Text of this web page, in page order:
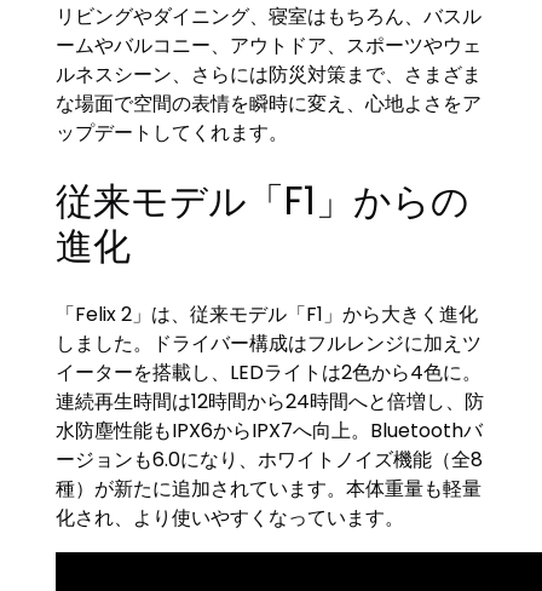
リビングやダイニング、寝室はもちろん、バスル
ームやバルコニー、アウトドア、スポーツやウェ
ルネスシーン、さらには防災対策まで、さまざま
な場面で空間の表情を瞬時に変え、心地よさをア
ップデートしてくれます。
従来モデル「F1」からの
進化
「Felix 2」は、従来モデル「F1」から大きく進化
しました。ドライバー構成はフルレンジに加えツ
イーターを搭載し、LEDライトは2色から4色に。
連続再生時間は12時間から24時間へと倍増し、防
水防塵性能もIPX6からIPX7へ向上。Bluetoothバ
ージョンも6.0になり、ホワイトノイズ機能（全8
種）が新たに追加されています。本体重量も軽量
化され、より使いやすくなっています。